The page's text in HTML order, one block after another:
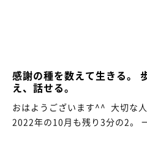
感謝の種を数えて生きる。
え、話せる。
おはようございます^^ 大切な人
2022年の10月も残り3分の2。